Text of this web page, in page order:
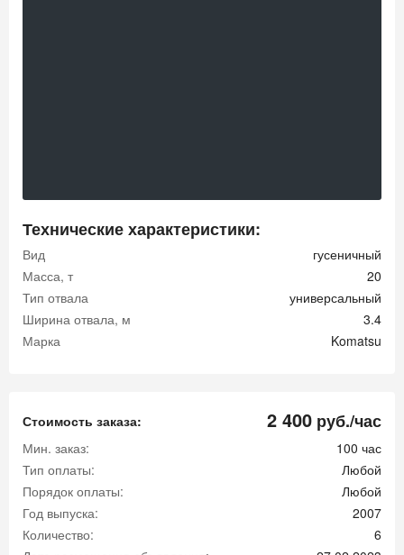
Технические характеристики:
Вид
гусеничный
Масса, т
20
Тип отвала
универсальный
Ширина отвала, м
3.4
Марка
Komatsu
Стоимость заказа: 2 400 руб./час
Мин. заказ:
100 час
Тип оплаты:
Любой
Порядок оплаты:
Любой
Год выпуска:
2007
Количество:
6